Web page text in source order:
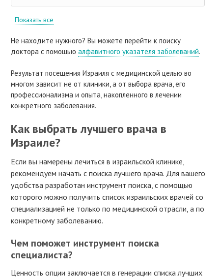
Показать все
Не находите нужного? Вы можете перейти к поиску
доктора с помощьюалфавитного указателя заболеваний.
Результат посещения Израиля с медицинской целью во
многом зависит не от клиники, а от выбора врача, его
профессионализма и опыта, накопленного в лечении
конкретного заболевания.
Как выбрать лучшего врача в
Израиле?
Если вы намерены лечиться в израильской клинике,
рекомендуем начать с поиска лучшего врача. Для вашего
удобства разработан инструмент поиска, с помощью
которого можно получить список израильских врачей со
специализацией не только по медицинской отрасли, а по
конкретному заболеванию.
Чем поможет инструмент поиска
специалиста?
Ценность опции заключается в генерации списка лучших